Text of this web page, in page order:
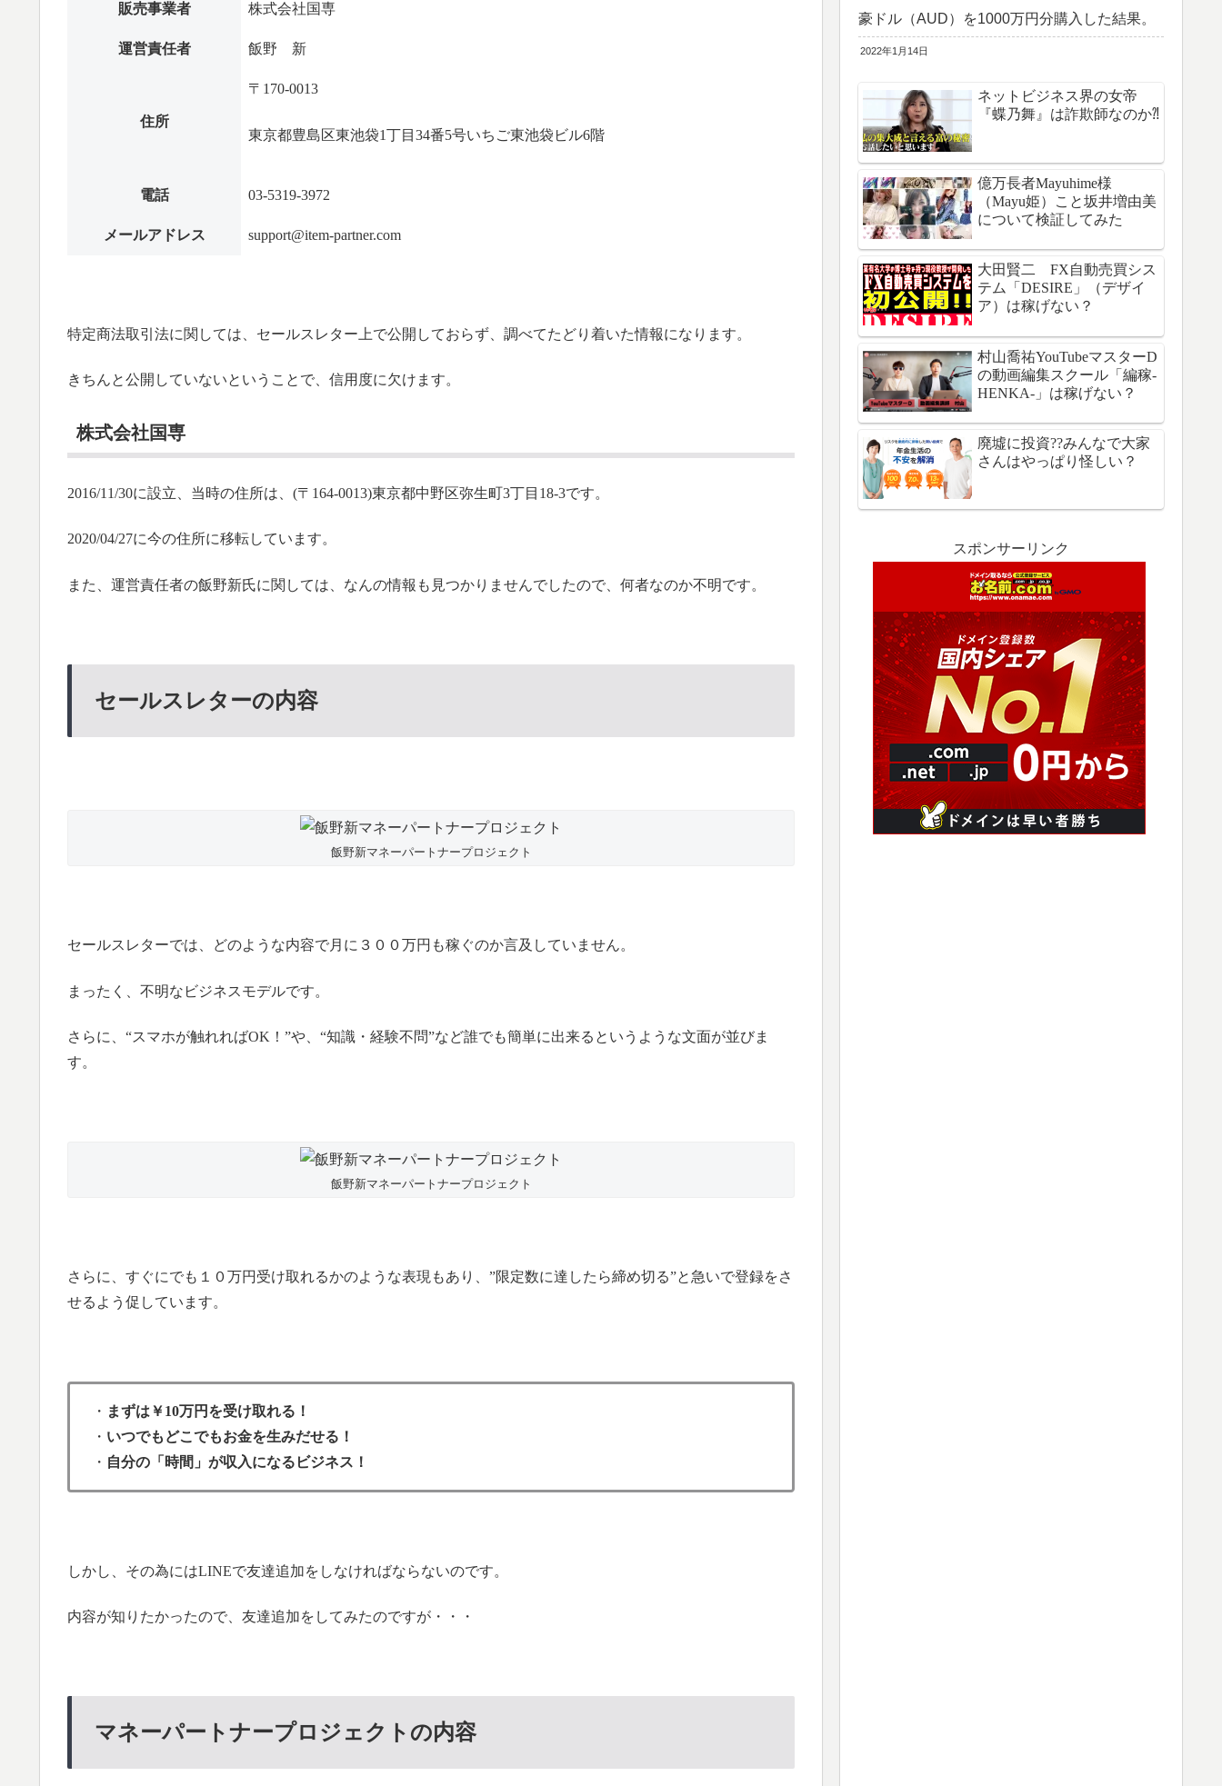
販売事業者 株式会社国専
運営責任者 飯野 新
住所
〒170-0013
東京都豊島区東池袋1丁目34番5号いちご東池袋ビル6階
電話 03-5319-3972
メールアドレス support@item-partner.com
特定商法取引法に関しては、セールスレター上で公開しておらず、調べてたどり着いた情報になります。
きちんと公開していないということで、信用度に欠けます。
株式会社国専
2016/11/30に設立、当時の住所は、(〒164-0013)東京都中野区弥生町3丁目18-3です。
2020/04/27に今の住所に移転しています。
また、運営責任者の飯野新氏に関しては、なんの情報も見つかりませんでしたので、何者なのか不明です。
セールスレターの内容
飯野新マネーパートナープロジェクト
セールスレターでは、どのような内容で月に３００万円も稼ぐのか言及していません。
まったく、不明なビジネスモデルです。
さらに、“スマホが触れればOK！”や、“知識・経験不問”など誰でも簡単に出来るというような文面が並びま
す。
飯野新マネーパートナープロジェクト
さらに、すぐにでも１０万円受け取れるかのような表現もあり、”限定数に達したら締め切る”と急いで登録をさ
せるよう促しています。
・ まずは￥10万円を受け取れる！
・ いつでもどこでもお金を生みだせる！
・ 自分の「時間」が収入になるビジネス！
しかし、その為にはLINEで友達追加をしなければならないのです。
内容が知りたかったので、友達追加をしてみたのですが・・・
マネーパートナープロジェクトの内容
豪ドル（AUD）を1000万円分購入した結果。
2022年1月14日
ネットビジネス界の女帝
『蝶乃舞』は詐欺師なのか⁈
億万長者Mayuhime様
（Mayu姫）こと坂井増由美
について検証してみた
大田賢二 FX自動売買シス
テム「DESIRE」（デザイ
ア）は稼げない？
村山喬祐YouTubeマスターD
の動画編集スクール「編稼-
HENKA-」は稼げない？
廃墟に投資??みんなで大家
さんはやっぱり怪しい？
スポンサーリンク